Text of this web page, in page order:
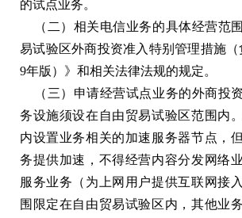
的试点业务。
（二）相关电信业务的具体经营范
易试验区外商投资准入特别管理措施（
9年版）》和相关法律法规的规定。
（三）申请经营试点业务的外商投
务设施须设在自由贸易试验区范围内
内设置业务相关的加速服务器节点，
务提供加速，不得经营内容分发网络
服务业务（为上网用户提供互联网接
围限定在自由贸易试验区内，其他业